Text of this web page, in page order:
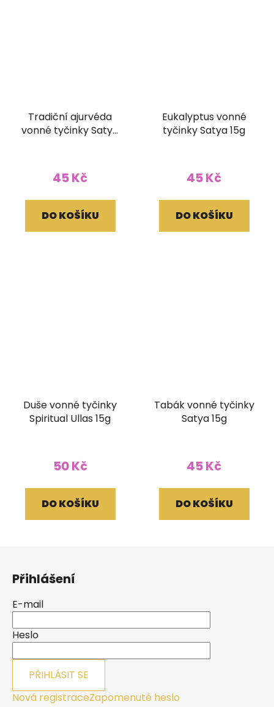
Tradiční ajurvéda
vonné tyčinky Satya
45 Kč
DO KOŠÍKU
Eukalyptus vonné
tyčinky Satya 15g
45 Kč
DO KOŠÍKU
Duše vonné tyčinky
Spiritual Ullas 15g
50 Kč
DO KOŠÍKU
Tabák vonné tyčinky
Satya 15g
45 Kč
DO KOŠÍKU
Přihlášení
E-mail
Heslo
PŘIHLÁSIT SE
Nová registraceZapomenuté heslo